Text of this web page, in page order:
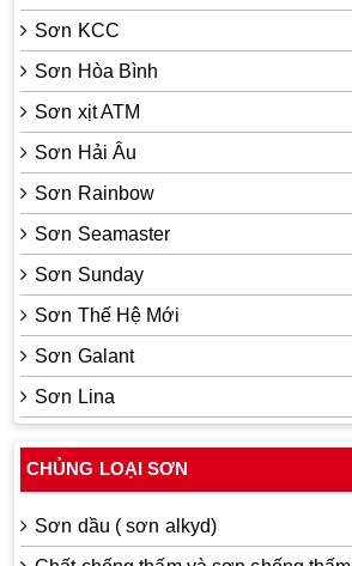
Sơn KCC
Sơn Hòa Bình
Sơn xịt ATM
Sơn Hải Âu
Sơn Rainbow
Sơn Seamaster
Sơn Sunday
Sơn Thế Hệ Mới
Sơn Galant
Sơn Lina
CHỦNG LOẠI SƠN
Sơn dầu ( sơn alkyd)